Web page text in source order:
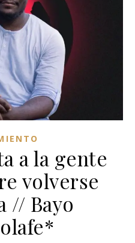
a la gente
volverse
// Bayo